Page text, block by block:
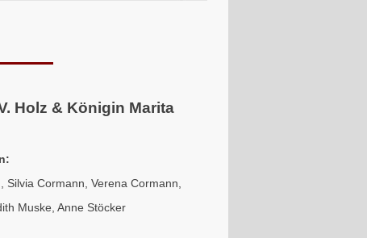
Holz & Königin Marita
Silvia Cormann, Verena Cormann,
Muske, Anne Stöcker